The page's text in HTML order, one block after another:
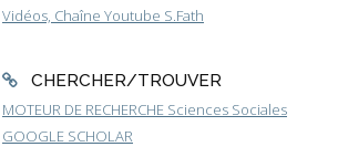
Vidéos, Chaîne Youtube S.Fath
CHERCHER/TROUVER
MOTEUR DE RECHERCHE Sciences Sociales
GOOGLE SCHOLAR